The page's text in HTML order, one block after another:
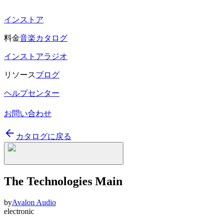
インストア
料金音楽カタログ
インストアラジオ
リソースブログ
ヘルプセンター
お問い合わせ
カタログに戻る
The Technologies Main
byAvalon Audio
electronic